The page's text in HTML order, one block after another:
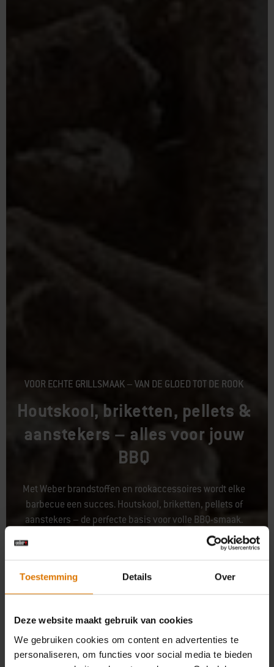
Toestemming Details Over
Deze website maakt gebruik van cookies
We gebruiken cookies om content en advertenties te
personaliseren, om functies voor social media te bieden
VOOR ECHTE GRILLSMAAK – VAN DE GLOED TOT DE ROOK
Houtskool, briketten, pellets &
aanstekers – alles voor jouw
BBQ
Met Weber brandstoffen en rookaccessoires wordt elke
barbecue een succes. Houtskool, briketten, pellets of
aanstekers – de perfecte basis voor volle BBQ-smaak.